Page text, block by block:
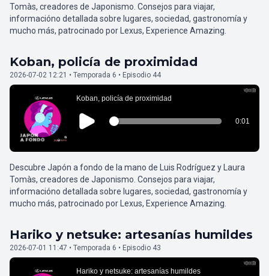
Tomàs, creadores de Japonismo. Consejos para viajar,
informacióno detallada sobre lugares, sociedad, gastronomía y
mucho más, patrocinado por Lexus, Experience Amazing.
Koban, policía de proximidad
2026-07-02 12:21 • Temporada 6 • Episodio 44
Descubre Japón a fondo de la mano de Luis Rodríguez y Laura
Tomàs, creadores de Japonismo. Consejos para viajar,
informacióno detallada sobre lugares, sociedad, gastronomía y
mucho más, patrocinado por Lexus, Experience Amazing.
Hariko y netsuke: artesanías humildes
2026-07-01 11:47 • Temporada 6 • Episodio 43